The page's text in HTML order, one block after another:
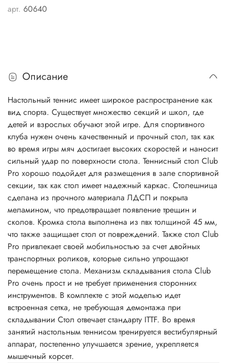
арт. 60640
Описание
Настольный теннис имеет широкое распространение как
вид спорта. Существует множество секций и школ, где
детей и взрослых обучают этой игре. Для спортивного
клуба нужен очень качественный и прочный стол, так как
во время игры мяч достигает высоких скоростей и наносит
сильный удар по поверхности стола. Теннисный стол Club
Pro хорошо подойдет для размещения в зале спортивной
секции, так как стол имеет надежный каркас. Столешница
сделана из прочного материала ЛДСП и покрыта
меламином, что предотвращает появление трещин и
сколов. Кромка стола выполнена из пвх толщиной 45 мм,
что также защищает стол от повреждений. Также стол Club
Pro привлекает своей мобильностью за счет двойных
транспортных роликов, которые сильно упрощают
перемещение стола. Механизм складывания стола Club
Pro очень прост и не требует применения сторонних
инструментов. В комплекте с этой моделью идет
встроенная сетка, не требующая демонтажа при
складывании Стол отвечает стандарту ITTF. Во время
занятий настольным теннисом тренируется вестибулярный
аппарат, постепенно улучшается зрение, укрепляется
мышечный корсет.